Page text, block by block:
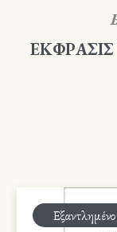
Εξαντλημένο